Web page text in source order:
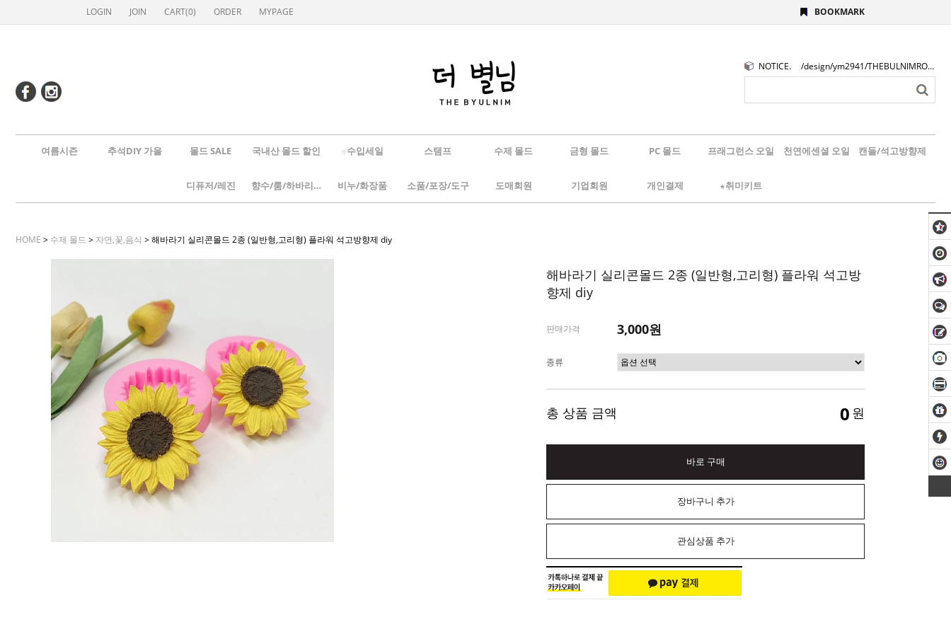
LOGIN JOIN CART(0) ORDER MYPAGE BOOKMARK
NOTICE. /design/ym2941/THEBULNIMROGO.png
여름시즌 추석DIY 가을 몰드 SALE 국내산 몰드 할인 ☆수입세일 스탬프 수제 몰드 금형 몰드 PC 몰드 프래그런스 오일 천연에센셜 오일 캔들/석고방향제
디퓨저/레진 향수/룸/하바리움 비누/화장품 소품/포장/도구 도매회원 기업회원 개인결제 ★취미키트
HOME > 수제 몰드 > 자연,꽃,음식 > 해바라기 실리콘몰드 2종 (일반형,고리형) 플라워 석고방향제 diy
해바라기 실리콘몰드 2종 (일반형,고리형) 플라워 석고방
향제 diy
판매가격 3,000원
종류
총 상품 금액 0 원
바로 구매
장바구니 추가
관심상품 추가